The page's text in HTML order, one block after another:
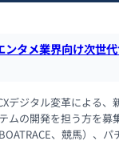
ンタメ業界向け次世
デジタル変革による、
ムの開発を担う方を募
、競馬）、